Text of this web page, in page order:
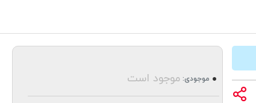
موجودی: موجود است